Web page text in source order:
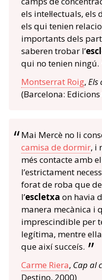
els intel·lectuals,
els qui tenien
importants dels
saberen trobar l’
qui no tenien ningú.
Montserrat Roig, Els
(Barcelona:
Mai Mercè no li
camisa de dormir, i
més contacte amb
l’estrictament
forat de roba que
l’escletxa on havia
manera mecànica i
imprescindible per
legítima, mentre
que així succeís.
Carme Riera, Cap al
Destino, 2000)